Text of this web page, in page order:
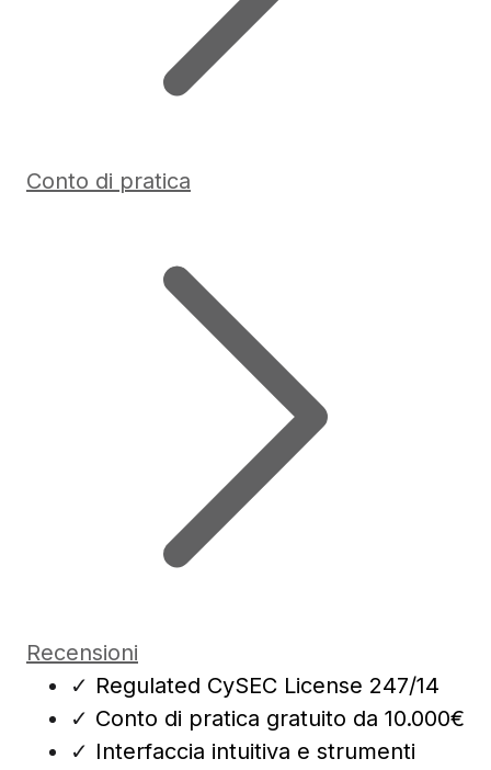
Conto di pratica
Recensioni
✓ Regulated CySEC License 247/14
✓ Conto di pratica gratuito da 10.000€
✓ Interfaccia intuitiva e strumenti